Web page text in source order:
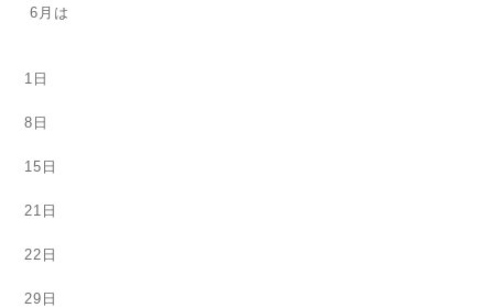
6月は
1日
8日
15日
21日
22日
29日